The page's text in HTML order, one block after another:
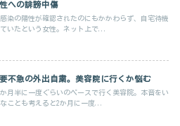
への誹謗中傷
染の陽性が確認されたのにもかかわらず、自宅待機
いたという女性。ネット上で...
不急の外出自粛。美容院に行くか悩む
月半に一度ぐらいのペースで行く美容院。本音をい
ことも考えると2か月に一度...